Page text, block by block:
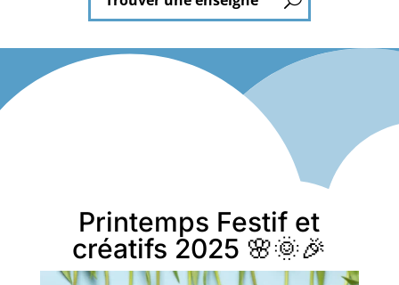
Printemps Festif et
créatifs 2025 🌸🌞🎉